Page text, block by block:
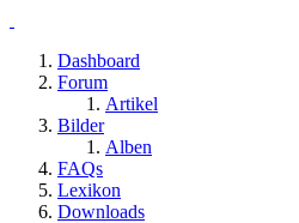
Dashboard
Forum
Artikel
Bilder
Alben
FAQs
Lexikon
Downloads